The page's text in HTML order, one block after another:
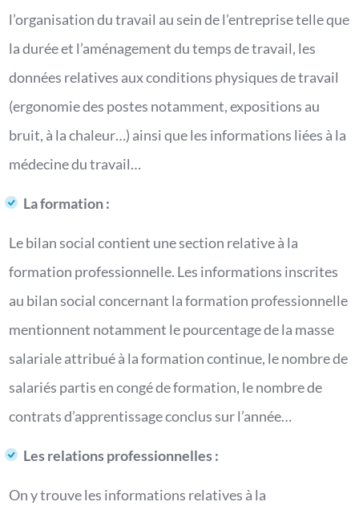
l’organisation du travail au sein de l’entreprise telle que
la durée et l’aménagement du temps de travail, les
données relatives aux conditions physiques de travail
(ergonomie des postes notamment, expositions au
bruit, à la chaleur…) ainsi que les informations liées à la
médecine du travail…
La formation :
Le bilan social contient une section relative à la
formation professionnelle. Les informations inscrites
au bilan social concernant la formation professionnelle
mentionnent notamment le pourcentage de la masse
salariale attribué à la formation continue, le nombre de
salariés partis en congé de formation, le nombre de
contrats d’apprentissage conclus sur l’année…
Les relations professionnelles :
On y trouve les informations relatives à la